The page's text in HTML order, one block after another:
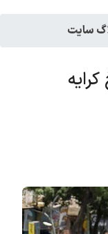
سایت
کرایه